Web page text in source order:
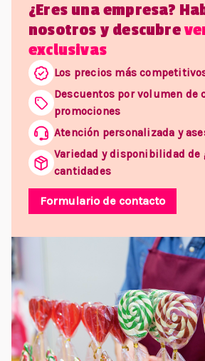
¿Eres una empresa?
nosotros y descubre
exclusivas
Los precios más
Descuentos por volumen de
promociones
Atención personalizada y
Variedad y disponibilidad de
cantidades
Formulario de contacto